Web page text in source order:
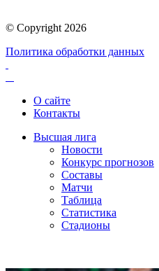
© Copyright 2026
Политика обработки данных
О сайте
Контакты
Высшая лига
Новости
Конкурс прогнозов
Составы
Матчи
Таблица
Статистика
Стадионы